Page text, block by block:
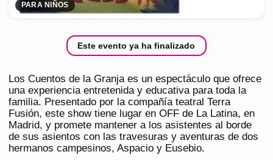
PARA NIÑOS
Este evento ya ha finalizado
Los Cuentos de la Granja es un espectáculo que ofrece
una experiencia entretenida y educativa para toda la
familia. Presentado por la compañía teatral Terra
Fusión, este show tiene lugar en OFF de La Latina, en
Madrid, y promete mantener a los asistentes al borde
de sus asientos con las travesuras y aventuras de dos
hermanos campesinos, Aspacio y Eusebio.